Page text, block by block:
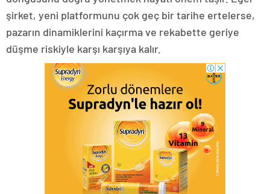
şirket, yeni platformunu çok geç bir tarihe ertelerse,
pazarın dinamiklerini kaçırma ve rekabette geriye
düşme riskiyle karşı karşıya kalır.